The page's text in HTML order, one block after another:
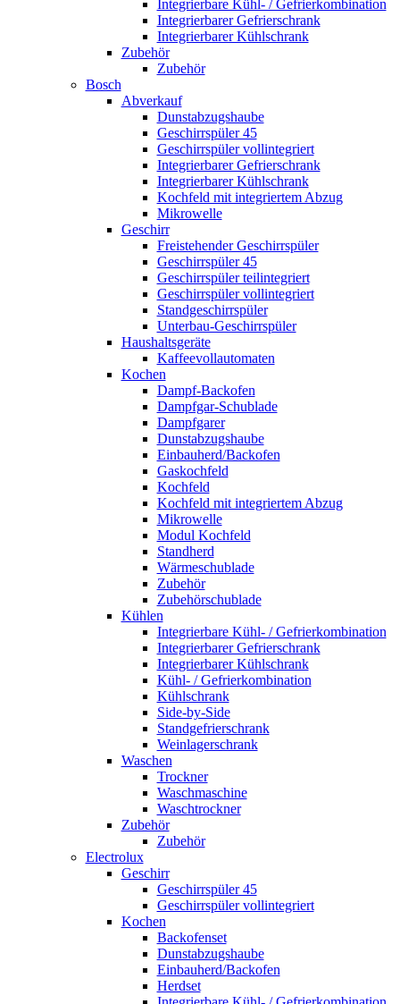
Integrierbare Kühl- / Gefrierkombination
Integrierbarer Gefrierschrank
Integrierbarer Kühlschrank
Zubehör
Zubehör
Bosch
Abverkauf
Dunstabzugshaube
Geschirrspüler 45
Geschirrspüler vollintegriert
Integrierbarer Gefrierschrank
Integrierbarer Kühlschrank
Kochfeld mit integriertem Abzug
Mikrowelle
Geschirr
Freistehender Geschirrspüler
Geschirrspüler 45
Geschirrspüler teilintegriert
Geschirrspüler vollintegriert
Standgeschirrspüler
Unterbau-Geschirrspüler
Haushaltsgeräte
Kaffeevollautomaten
Kochen
Dampf-Backofen
Dampfgar-Schublade
Dampfgarer
Dunstabzugshaube
Einbauherd/Backofen
Gaskochfeld
Kochfeld
Kochfeld mit integriertem Abzug
Mikrowelle
Modul Kochfeld
Standherd
Wärmeschublade
Zubehör
Zubehörschublade
Kühlen
Integrierbare Kühl- / Gefrierkombination
Integrierbarer Gefrierschrank
Integrierbarer Kühlschrank
Kühl- / Gefrierkombination
Kühlschrank
Side-by-Side
Standgefrierschrank
Weinlagerschrank
Waschen
Trockner
Waschmaschine
Waschtrockner
Zubehör
Zubehör
Electrolux
Geschirr
Geschirrspüler 45
Geschirrspüler vollintegriert
Kochen
Backofenset
Dunstabzugshaube
Einbauherd/Backofen
Herdset